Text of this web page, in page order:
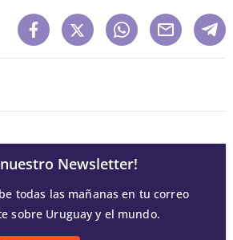
nuestro Newsletter!
todas las mañanas en tu correo
sobre Uruguay y el mundo.